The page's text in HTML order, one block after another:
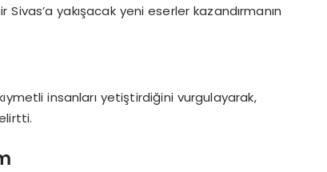
yakışacak yeni eserler kazandırmanın
insanları yetiştirdiğini vurgulayarak,